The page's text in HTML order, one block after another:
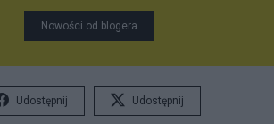
większość Polaków w obecnej
na drogę prawdy, stalibyśmy
jesteś już u kresu, nie wierz w to! Jeśli
Miłość, która Cię stworzyła";
Nowości od blogera
Udostępnij Udostępnij